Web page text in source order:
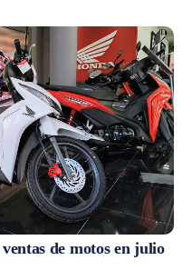
de motos en julio